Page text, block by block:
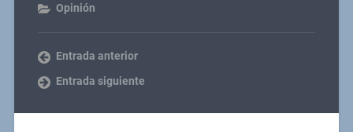
Opinión
Entrada anterior
Entrada siguiente